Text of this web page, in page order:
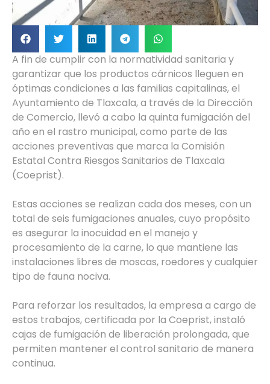
A fin de cumplir con la normatividad sanitaria y
garantizar que los productos cárnicos lleguen en
óptimas condiciones a las familias capitalinas, el
Ayuntamiento de Tlaxcala, a través de la Dirección
de Comercio, llevó a cabo la quinta fumigación del
año en el rastro municipal, como parte de las
acciones preventivas que marca la Comisión
Estatal Contra Riesgos Sanitarios de Tlaxcala
(Coeprist).
Estas acciones se realizan cada dos meses, con un
total de seis fumigaciones anuales, cuyo propósito
es asegurar la inocuidad en el manejo y
procesamiento de la carne, lo que mantiene las
instalaciones libres de moscas, roedores y cualquier
tipo de fauna nociva.
Para reforzar los resultados, la empresa a cargo de
estos trabajos, certificada por la Coeprist, instaló
cajas de fumigación de liberación prolongada, que
permiten mantener el control sanitario de manera
continua.